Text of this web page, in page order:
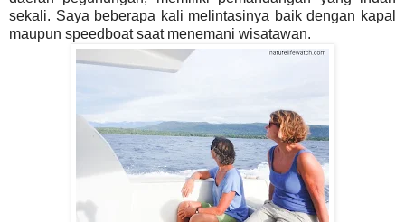
sekali. Saya beberapa kali melintasinya baik dengan kapal
maupun speedboat saat menemani wisatawan.